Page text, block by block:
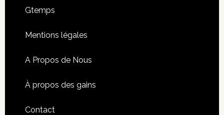
Footer
Gtemps
Mentions légales
A Propos de Nous
À propos des gains
Contact